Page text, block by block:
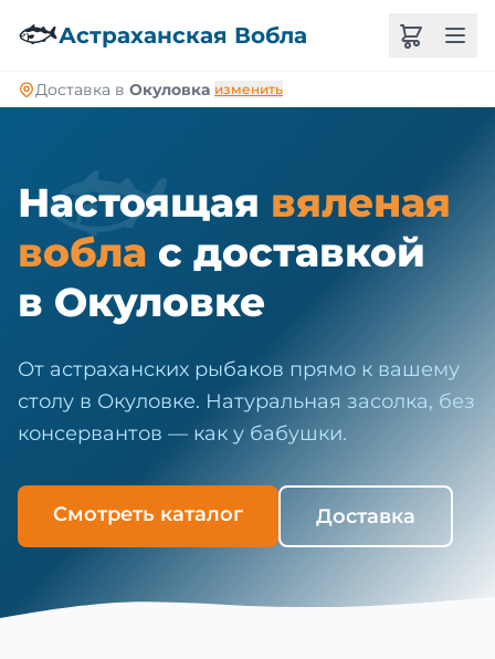
🐟Астраханская Вобла
Доставка в Окуловка изменить
🐟
Настоящая вяленая
вобла с доставкой
в Окуловке
От астраханских рыбаков прямо к вашему
столу в Окуловке. Натуральная засолка, без
консервантов — как у бабушки.
Смотреть каталог Доставка